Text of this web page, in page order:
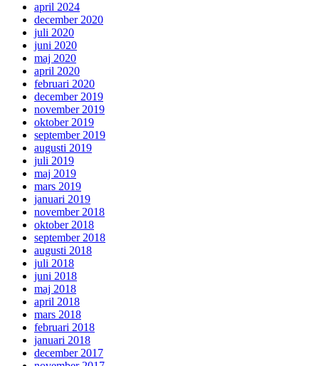
april 2024
december 2020
juli 2020
juni 2020
maj 2020
april 2020
februari 2020
december 2019
november 2019
oktober 2019
september 2019
augusti 2019
juli 2019
maj 2019
mars 2019
januari 2019
november 2018
oktober 2018
september 2018
augusti 2018
juli 2018
juni 2018
maj 2018
april 2018
mars 2018
februari 2018
januari 2018
december 2017